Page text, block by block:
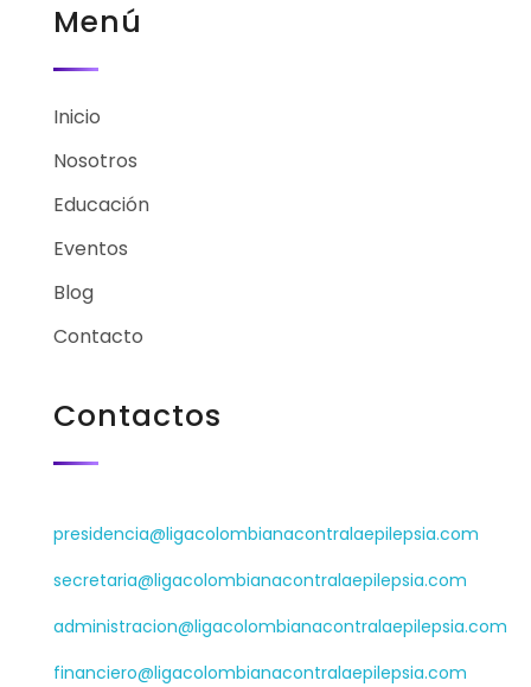
Menú
Inicio
Nosotros
Educación
Eventos
Blog
Contacto
Contactos
presidencia@ligacolombianacontralaepilepsia.com
secretaria@ligacolombianacontralaepilepsia.com
administracion@ligacolombianacontralaepilepsia.com
financiero@ligacolombianacontralaepilepsia.com